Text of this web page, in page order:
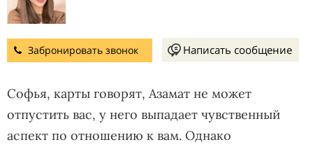
Забронировать звонок Написать сообщение
Софья, карты говорят, Азамат не может
отпустить вас, у него выпадает чувственный
аспект по отношению к вам. Однако